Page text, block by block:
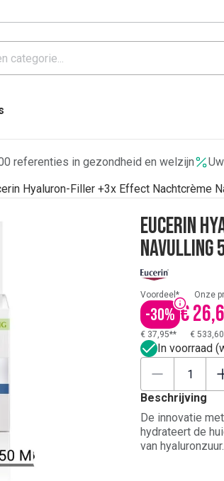
referenties in gezondheid en welzijn
Hyaluron-Filler +3x Effect Nachtcrème
Eucerin
Navulling
Voordeel*
-30%
Onze
€
€ 37,95** € 533,60
In voorraad
Beschrijving
De innovatie
hydrateert de
van